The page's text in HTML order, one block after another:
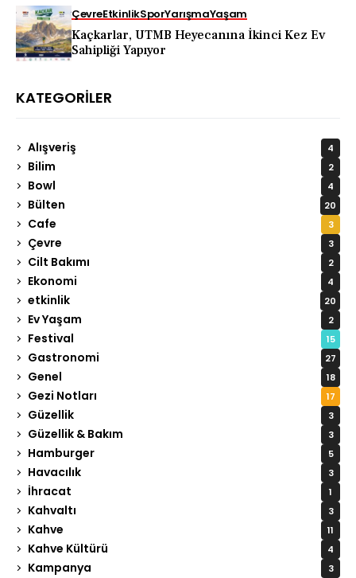
ÇevreEtkinlikSporYarışmaYaşam
Kaçkarlar, UTMB Heyecanına İkinci Kez Ev
Sahipliği Yapıyor
KATEGORILER
Alışveriş 4
Bilim 2
Bowl 4
Bülten 20
Cafe 3
Çevre 3
Cilt Bakımı 2
Ekonomi 4
etkinlik 20
Ev Yaşam 2
Festival 15
Gastronomi 27
Genel 18
Gezi Notları 17
Güzellik 3
Güzellik & Bakım 3
Hamburger 5
Havacılık 3
İhracat 1
Kahvaltı 3
Kahve 11
Kahve Kültürü 4
Kampanya 3